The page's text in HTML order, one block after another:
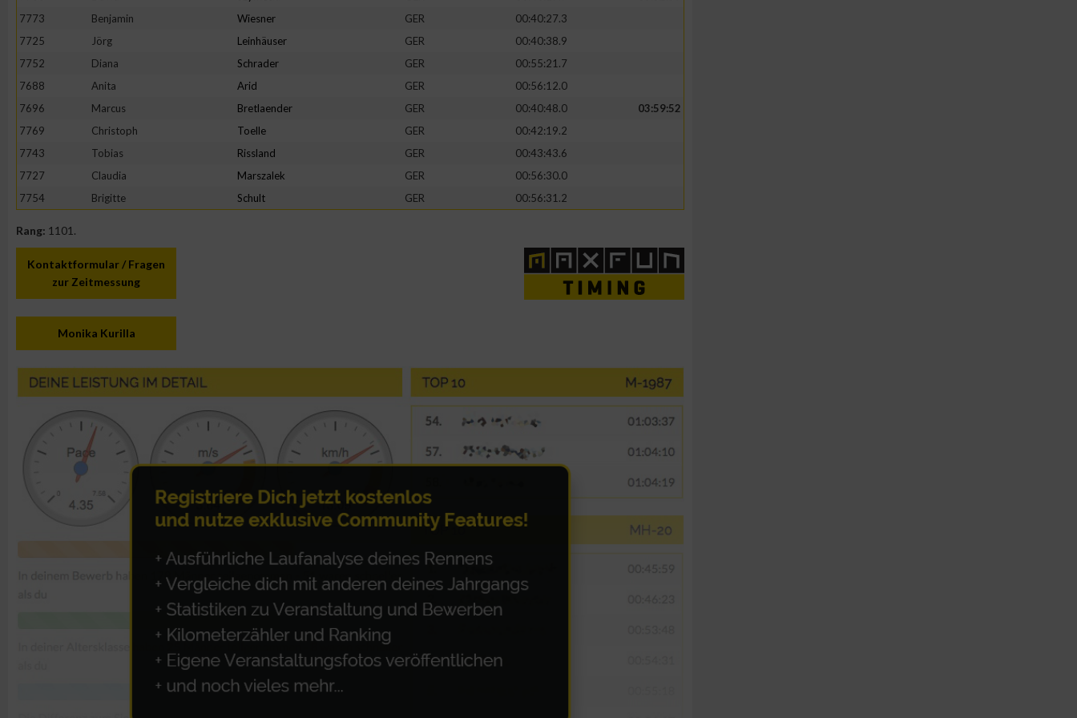
7773
Benjamin Wiesner GER
00:40:27.3
7725
Jörg Leinhäuser GER
00:40:38.9
7752
Diana Schrader GER
00:55:21.7
7688
Anita Arid GER
00:56:12.0
7696
Marcus Bretlaender GER 00:40:48.0
03:59:52
7769
Christoph Toelle GER
00:42:19.2
7743
Tobias Rissland GER
00:43:43.6
7727
Claudia Marszalek GER
00:56:30.0
7754
Brigitte Schult GER 00:56:31.2
Rang: 1101.
Kontaktformular / Fragen
zur Zeitmessung
Monika Kurilla
Verwendung von Profilen zur Auswahl personalisierter Inhalte
Messung der Werbeleistung
Messung der Performance von Inhalten
verschiedenen Quellen
Entwicklung und Verbesserung der Angebote
Verwendung reduzierter Daten zur Auswahl von Inhalten
Verwendung genauer Standortdaten
Geräte anhand von aktiv angeforderten Informationen identifizieren
Nicht-IAB-Verarbeitungszwecke:
Notwendig